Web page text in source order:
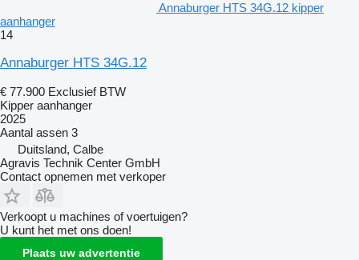
Annaburger HTS 34G.12 kipper
aanhanger
14
Annaburger HTS 34G.12
€ 77.900 Exclusief BTW
Kipper aanhanger
2025
Aantal assen 3
Duitsland, Calbe
Agravis Technik Center GmbH
Contact opnemen met verkoper
Verkoopt u machines of voertuigen?
U kunt het met ons doen!
Plaats uw advertentie